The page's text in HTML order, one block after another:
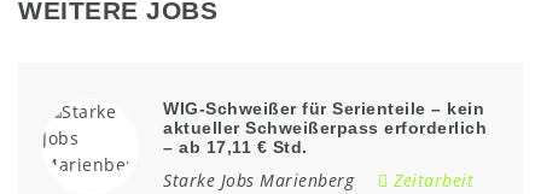
WEITERE JOBS
WIG-Schweißer für Serienteile – kein
aktueller Schweißerpass erforderlich
– ab 17,11 € Std.
Starke Jobs Marienberg
Zeitarbeit